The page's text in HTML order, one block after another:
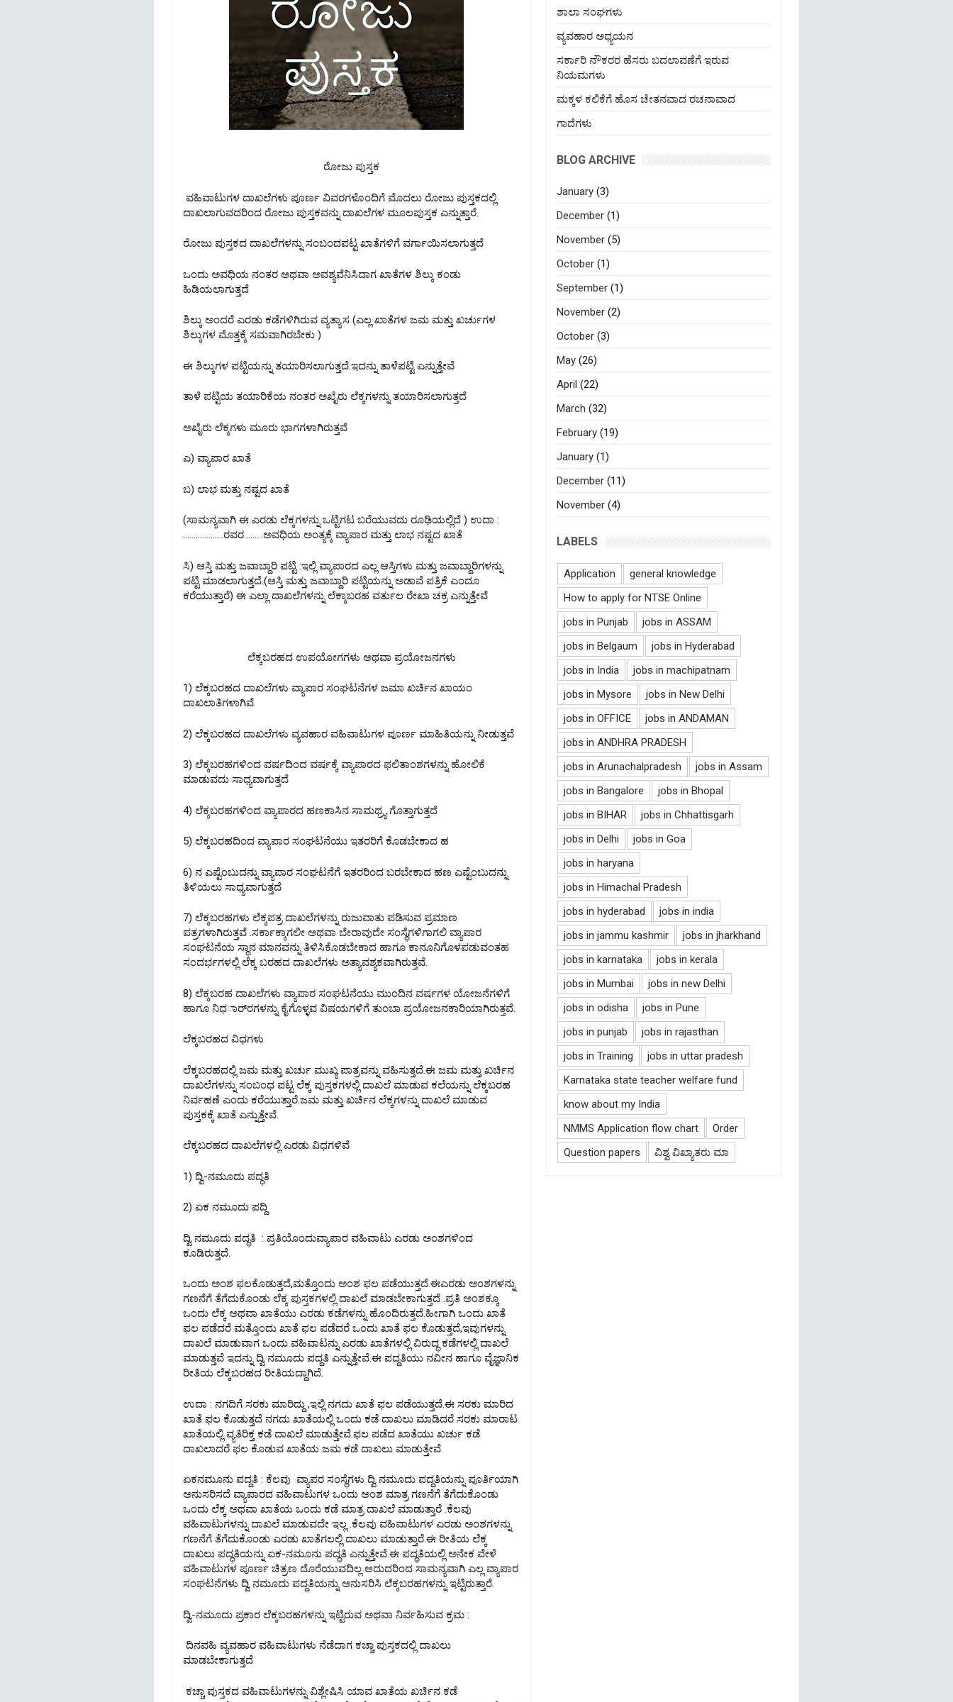
ರೋಜು ಪುಸ್ತಕ
ವಹಿವಾಟುಗಳ ದಾಖಲೆಗಳು ಪೂರ್ಣ ವಿವರಗಳೊಂದಿಗೆ ಮೊದಲು ರೋಜು ಪುಸ್ತಕದಲ್ಲಿ
ದಾಖಲಾಗುವದರಿಂದ ರೋಜು ಪುಸ್ತಕವನ್ನು ದಾಖಲೆಗಳ ಮೂಲಪುಸ್ತಕ ಎನ್ನುತ್ತಾರೆ.
ರೋಜು ಪುಸ್ತಕದ ದಾಖಲೆಗಳನ್ನು ಸಂಬಂದಪಟ್ಟ ಖಾತೆಗಳಿಗೆ ವರ್ಗಾಯಿಸಲಾಗುತ್ತದೆ
ಒಂದು ಅವಧಿಯ ನಂತರ ಅಥವಾ ಅವಶ್ಯವೆನಿಸಿದಾಗ ಖಾತೆಗಳ ಶಿಲ್ಕು ಕಂಡು
ಹಿಡಿಯಲಾಗುತ್ತದೆ
ಶಿಲ್ಕು ಅಂದರೆ ಎರಡು ಕಡೆಗಳಿಗಿರುವ ವ್ಯತ್ಯಾಸ (ಎಲ್ಲ ಖಾತೆಗಳ ಜಮ ಮತ್ತು ಖರ್ಚುಗಳ
ಶಿಲ್ಕುಗಳ ಮೊತ್ತಕ್ಕೆ ಸಮವಾಗಿರಬೇಕು )
ಈ ಶಿಲ್ಕುಗಳ ಪಟ್ಟಿಯನ್ನು ತಯಾರಿಸಲಾಗುತ್ತದೆ.ಇದನ್ನು ತಾಳೆಪಟ್ಟಿ ಎನ್ನುತ್ತೇವೆ
ತಾಳೆ ಪಟ್ಟಿಯ ತಯಾರಿಕೆಯ ನಂತರ ಅಖೈರು ಲೆಕ್ಕಗಳನ್ನು ತಯಾರಿಸಲಾಗುತ್ತದೆ
ಅಖೈರು ಲೆಕ್ಕಗಳು ಮೂರು ಭಾಗಗಳಾಗಿರುತ್ತವೆ
ಎ) ವ್ಯಾಪಾರ ಖಾತೆ
ಬ) ಲಾಭ ಮತ್ತು ನಷ್ಟದ ಖಾತೆ
(ಸಾಮನ್ಯವಾಗಿ ಈ ಎರಡು ಲೆಕ್ಕಗಳನ್ನು ಒಟ್ಟಿಗಟ ಬರೆಯುವದು ರೂಢಿಯಲ್ಲಿದೆ ) ಉದಾ :
...................ರವರ.........ಅವಧಿಯ ಅಂತ್ಯಕ್ಕೆ ವ್ಯಾಪಾರ ಮತ್ತು ಲಾಭ ನಷ್ಟದ ಖಾತೆ
ಸಿ) ಆಸ್ತಿ ಮತ್ತು ಜವಾಬ್ದಾರಿ ಪಟ್ಟಿ :ಇಲ್ಲಿ ವ್ಯಾಪಾರದ ಎಲ್ಲ ಆಸ್ತಿಗಳು ಮತ್ತು ಜವಾಬ್ದಾರಿಗಳನ್ನು
ಪಟ್ಟಿ ಮಾಡಲಾಗುತ್ತದೆ.(ಆಸ್ತಿ ಮತ್ತು ಜವಾಬ್ದಾರಿ ಪಟ್ಟಿಯನ್ನು ಅಡಾವೆ ಪತ್ರಿಕೆ ಎಂದೂ
ಕರೆಯುತ್ತಾರೆ) ಈ ಎಲ್ಲಾ ದಾಖಲೆಗಳನ್ನು ಲೆಕ್ಕಾಬರಹ ವರ್ತುಲ ರೇಖಾ ಚಕ್ರ ಎನ್ನುತ್ತೇವೆ
ಲೆಕ್ಕಬರಹದ ಉಪಯೋಗಗಳು ಅಥವಾ ಪ್ರಯೋಜನಗಳು
1) ಲೆಕ್ಕಬರಹದ ದಾಖಲೆಗಳು ವ್ಯಾಪಾರ ಸಂಘಟನೆಗಳ ಜಮಾ ಖರ್ಚಿನ ಖಾಯಂ
ದಾಖಲಾತಿಗಳಾಗಿವೆ.
2) ಲೆಕ್ಕಬರಹದ ದಾಖಲೆಗಳು ವ್ಯವಹಾರ ವಹಿವಾಟುಗಳ ಪೂರ್ಣ ಮಾಹಿತಿಯನ್ನು ನೀಡುತ್ತವೆ
3) ಲೆಕ್ಕಬರಹಗಳಿಂದ ವರ್ಷದಿಂದ ವರ್ಷಕ್ಕೆ ವ್ಯಾಪಾರದ ಫಲಿತಾಂಶಗಳನ್ನು ಹೋಲಿಕೆ
ಮಾಡುವದು ಸಾಧ್ಯವಾಗುತ್ತದೆ
4) ಲೆಕ್ಕಬರಹಗಳಿಂದ ವ್ಯಾಪಾರದ ಹಣಕಾಸಿನ ಸಾಮಥ್ರ್ಯ ಗೊತ್ತಾಗುತ್ತದೆ
5) ಲೆಕ್ಕಬರಹದಿಂದ ವ್ಯಾಪಾರ ಸಂಘಟನೆಯು ಇತರರಿಗೆ ಕೊಡಬೇಕಾದ ಹ
6) ನ ಎಷ್ಟೆಂಬುದನ್ನು ವ್ಯಾಪಾರ ಸಂಘಟನೆಗೆ ಇತರರಿಂದ ಬರಬೇಕಾದ ಹಣ ಎಷ್ಟೆಂಬುದನ್ನು
ತಿಳಿಯಲು ಸಾಧ್ಯವಾಗುತ್ತದೆ
7) ಲೆಕ್ಕಬರಹಗಳು ಲೆಕ್ಕಪತ್ರ ದಾಖಲೆಗಳನ್ನು ರುಜುವಾತು ಪಡಿಸುವ ಪ್ರಮಾಣ
ಪತ್ರಗಳಾಗಿರುತ್ತವೆ .ಸರ್ಕಾಕ್ಕಾಗಲೀ ಅಥವಾ ಬೇರಾವುದೇ ಸಂಸ್ಥೆಗಳಿಗಾಗಲಿ ವ್ಯಾಪಾರ
ಸಂಘಟನೆಯ ಸ್ಥಾನ ಮಾನವನ್ನು ತಿಳಿಸಿಕೊಡಬೇಕಾದ ಹಾಗೂ ಕಾನೂನಿಗೊಳಪಡುವಂತಹ
ಸಂದರ್ಭಗಳಲ್ಲಿ ಲೆಕ್ಕ ಬರಹದ ದಾಖಲೆಗಳು ಅತ್ಯಾವಶ್ಯಕವಾಗಿರುತ್ತವೆ.
8) ಲೆಕ್ಕಬರಹ ದಾಖಲೆಗಳು ವ್ಯಾಪಾರ ಸಂಘಟನೆಯು ಮುಂದಿನ ವರ್ಷಗಳ ಯೋಜನೆಗಳಿಗೆ
ಹಾಗೂ ನಿಧರ್ಾರಗಳನ್ನು ಕೈಗೊಳ್ಳವ ವಿಷಯಗಳಿಗೆ ತುಂಬಾ ಪ್ರಯೋಜನಕಾರಿಯಾಗಿರುತ್ತವೆ.
ಲೆಕ್ಕಬರಹದ ವಿಧಗಳು
ಲೆಕ್ಕಬರಹದಲ್ಲಿ ಜಮ ಮತ್ತು ಖರ್ಚು ಮುಖ್ಯ ಪಾತ್ರವನ್ನು ವಹಿಸುತ್ತದೆ.ಈ ಜಮ ಮತ್ತು ಖರ್ಚಿನ
ದಾಖಲೆಗಳನ್ನು ಸಂಬಂಧ ಪಟ್ಟ ಲೆಕ್ಕ ಪುಸ್ತಕಗಳಲ್ಲಿ ದಾಖಲೆ ಮಾಡುವ ಕಲೆಯನ್ನು ಲೆಕ್ಕಬರಹ
ನಿರ್ವಹಣೆ ಎಂದು ಕರೆಯುತ್ತಾರೆ.ಜಮ ಮತ್ತು ಖರ್ಚಿನ ಲೆಕ್ಕಗಳನ್ನು ದಾಖಲೆ ಮಾಡುವ
ಪುಸ್ತಕಕ್ಕೆ ಖಾತೆ ಎನ್ನುತ್ತೇವೆ.
ಲೆಕ್ಕಬರಹದ ದಾಖಲೆಗಳಲ್ಲಿ ಎರಡು ವಿಧಗಳಿವೆ
1) ದ್ವಿ-ನಮೂದು ಪದ್ಧತಿ
2) ಏಕ ನಮೂದು ಪದ್ದಿ
ದ್ವಿ ನಮೂದು ಪದ್ಧತಿ : ಪ್ರತಿಯೊಂದುವ್ಯಾಪಾರ ವಹಿವಾಟು ಎರಡು ಅಂಶಗಳಿಂದ
ಕೂಡಿರುತ್ತದೆ.
ಒಂದು ಅಂಶ ಫಲಕೊಡುತ್ತದೆ,ಮತ್ತೊಂದು ಅಂಶ ಫಲ ಪಡೆಯುತ್ತದೆ.ಈಎರಡು ಅಂಶಗಳನ್ನು
ಗಣನೆಗೆ ತೆಗೆದುಕೊಂಡು ಲೆಕ್ಕ ಪುಸ್ತಕಗಳಲ್ಲಿ ದಾಖಲೆ ಮಾಡಬೇಕಾಗುತ್ತದೆ .ಪ್ರತಿ ಅಂಶಕ್ಕೂ
ಒಂದು ಲೆಕ್ಕ ಅಥವಾ ಖಾತೆಯು ಎರಡು ಕಡೆಗಳನ್ನು ಹೊಂದಿರುತ್ತದೆ.ಹೀಗಾಗಿ ಒಂದು ಖಾತೆ
ಫಲ ಪಡೆದರೆ ಮತ್ತೊಂದು ಖಾತೆ ಫಲ ಪಡೆದರೆ ಒಂದು ಖಾತೆ ಫಲ ಕೊಡುತ್ತದೆ,ಇವುಗಳನ್ನು
ದಾಖಲೆ ಮಾಡುವಾಗ ಒಂದು ವಹಿವಾಟನ್ನು ಎರಡು ಖಾತೆಗಳಲ್ಲಿ ವಿರುದ್ಧ ಕಡೆಗಳಲ್ಲಿ ದಾಖಲೆ
ಮಾಡುತ್ತವೆ ಇದನ್ನು ದ್ವಿ ನಮೂದು ಪದ್ದತಿ ಎನ್ನುತ್ತೇವೆ.ಈ ಪದ್ದತಿಯು ನವೀನ ಹಾಗೂ ವೈಜ್ಞಾನಿಕ
ರೀತಿಯ ಲೆಕ್ಕಬರಹದ ರೀತಿಯದ್ದಾಗಿದೆ.
ಉದಾ : ನಗದಿಗೆ ಸರಕು ಮಾರಿದ್ದು ,ಇಲ್ಲಿ ನಗದು ಖಾತೆ ಫಲ ಪಡೆಯುತ್ತದೆ.ಈ ಸರಕು ಮಾರಿದ
ಖಾತೆ ಫಲ ಕೊಡುತ್ತದೆ ನಗದು ಖಾತೆಯಲ್ಲಿ ಒಂದು ಕಡೆ ದಾಖಲು ಮಾಡಿದರೆ ಸರಕು ಮಾರಾಟ
ಖಾತೆಯಲ್ಲಿ ವ್ಯತಿರಿಕ್ತ ಕಡೆ ದಾಖಲೆ ಮಾಡುತ್ತೇವೆ.ಫಲ ಪಡೆದ ಖಾತೆಯು ಖರ್ಚು ಕಡೆ
ದಾಖಲಾದರೆ ಫಲ ಕೊಡುವ ಖಾತೆಯ ಜಮ ಕಡೆ ದಾಖಲು ಮಾಡುತ್ತೇವೆ.
ಏಕನಮೂನು ಪದ್ದತಿ : ಕೆಲವು ವ್ಯಾಪರ ಸಂಸ್ಥೆಗಳು ದ್ವಿ ನಮೂದು ಪದ್ದತಿಯನ್ನು ಪೂರ್ತಿಯಾಗಿ
ಅನುಸರಿಸದೆ ವ್ಯಾಪಾರದ ವಹಿವಾಟುಗಳ ಒಂದು ಅಂಶ ಮಾತ್ರ ಗಣನೆಗೆ ತೆಗೆದುಕೊಂಡು
ಒಂದು ಲೆಕ್ಕ ಅಥವಾ ಖಾತೆಯ ಒಂದು ಕಡೆ ಮಾತ್ರ ದಾಖಲೆ ಮಾಡುತ್ತಾರೆ .ಕೆಲವು
ವಹಿವಾಟುಗಳನ್ನು ದಾಖಲೆ ಮಾಡುವದೇ ಇಲ್ಲ .ಕೆಲವು ವಹಿವಾಟುಗಳ ಎರಡು ಅಂಶಗಳನ್ನು
ಗಣನೆಗೆ ತೆಗೆದುಕೊಂಡು ಎರಡು ಖಾತೆಗಲಲ್ಲಿ ದಾಖಲು ಮಾಡುತ್ತಾರೆ.ಈ ರೀತಿಯ ಲೆಕ್ಕ
ದಾಖಲು ಪದ್ಧತಿಯನ್ನು ಏಕ-ನಮೂನು ಪದ್ಧತಿ ಎನ್ನುತ್ತೇವೆ.ಈ ಪದ್ಧತಿಯಲ್ಲಿ ಅನೇಕ ವೇಳೆ
ವಹಿವಾಟುಗಳ ಪೂರ್ಣ ಚಿತ್ರಣ ದೊರೆಯುವದಿಲ್ಲ ಆದುದರಿಂದ ಸಾಮನ್ಯವಾಗಿ ಎಲ್ಲ ವ್ಯಾಪಾರ
ಸಂಘಟನೆಗಳು ದ್ವಿ ನಮೂದು ಪದ್ದತಿಯನ್ನು ಅನುಸರಿಸಿ ಲೆಕ್ಕಬರಹಗಳನ್ನು ಇಟ್ಟಿರುತ್ತಾರೆ.
ದ್ವಿ-ನಮೂದು ಪ್ರಕಾರ ಲೆಕ್ಕಬರಹಗಳನ್ನು ಇಟ್ಟಿರುವ ಅಥವಾ ನಿರ್ವಹಿಸುವ ಕ್ರಮ :
ದಿನವಹಿ ವ್ಯವಹಾರ ವಹಿವಾಟುಗಳು ನೆಡೆದಾಗ ಕಚ್ಚಾ ಪುಸ್ತಕದಲ್ಲಿ ದಾಖಲು
ಮಾಡಬೇಕಾಗುತ್ತದೆ
ಕಚ್ಚಾ ಪುಸ್ತಕದ ವಹಿವಾಟುಗಳನ್ನು ವಿಶ್ಲೇಷಿಸಿ ಯಾವ ಖಾತೆಯ ಖರ್ಚಿನ ಕಡೆ
ಶಾಲಾ ಸಂಘಗಳು
ವ್ಯವಹಾರ ಅಧ್ಯಯನ
ಸರ್ಕಾರಿ ನೌಕರರ ಹೆಸರು ಬದಲಾವಣೆಗೆ ಇರುವ
ನಿಯಮಗಳು
ಮಕ್ಕಳ ಕಲಿಕೆಗೆ ಹೊಸ ಚೇತನವಾದ ರಚನಾವಾದ
ಗಾದೆಗಳು
BLOG ARCHIVE
January (3)
December (1)
November (5)
October (1)
September (1)
November (2)
October (3)
May (26)
April (22)
March (32)
February (19)
January (1)
December (11)
November (4)
LABELS
Application
general knowledge
How to apply for NTSE Online
jobs in Punjab
jobs in ASSAM
jobs in Belgaum
jobs in Hyderabad
jobs in India
jobs in machipatnam
jobs in Mysore
jobs in New Delhi
jobs in OFFICE
jobs in ANDAMAN
jobs in ANDHRA PRADESH
jobs in Arunachalpradesh
jobs in Assam
jobs in Bangalore
jobs in Bhopal
jobs in BIHAR
jobs in Chhattisgarh
jobs in Delhi
jobs in Goa
jobs in haryana
jobs in Himachal Pradesh
jobs in hyderabad
jobs in india
jobs in jammu kashmir
jobs in jharkhand
jobs in karnataka
jobs in kerala
jobs in Mumbai
jobs in new Delhi
jobs in odisha
jobs in Pune
jobs in punjab
jobs in rajasthan
jobs in Training
jobs in uttar pradesh
Karnataka state teacher welfare fund
know about my India
NMMS Application flow chart
Order
Question papers
ವಿಶ್ವ ವಿಖ್ಯಾತರು ಮಾ